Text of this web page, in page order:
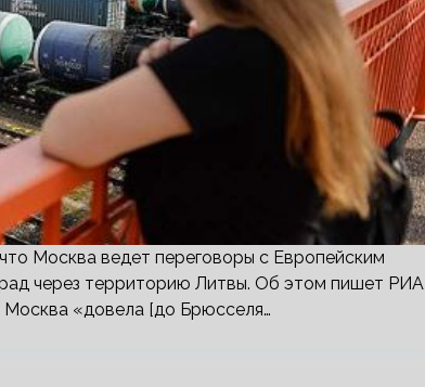
Москва ведет переговоры с Европейским
через территорию Литвы. Об этом пишет РИА
«довела [до Брюсселя…